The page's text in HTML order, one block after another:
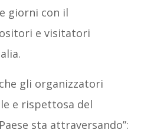
giorni con il
e visitatori
gli organizzatori
e rispettosa del
sta attraversando”: